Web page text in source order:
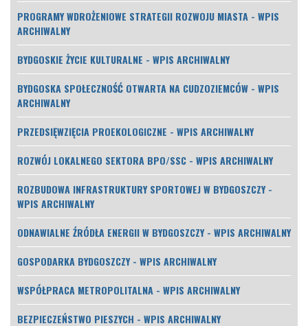
PROGRAMY WDROŻENIOWE STRATEGII ROZWOJU MIASTA - WPIS
ARCHIWALNY
BYDGOSKIE ŻYCIE KULTURALNE - WPIS ARCHIWALNY
BYDGOSKA SPOŁECZNOŚĆ OTWARTA NA CUDZOZIEMCÓW - WPIS
ARCHIWALNY
PRZEDSIĘWZIĘCIA PROEKOLOGICZNE - WPIS ARCHIWALNY
ROZWÓJ LOKALNEGO SEKTORA BPO/SSC - WPIS ARCHIWALNY
ROZBUDOWA INFRASTRUKTURY SPORTOWEJ W BYDGOSZCZY -
WPIS ARCHIWALNY
ODNAWIALNE ŹRÓDŁA ENERGII W BYDGOSZCZY - WPIS ARCHIWALNY
GOSPODARKA BYDGOSZCZY - WPIS ARCHIWALNY
WSPÓŁPRACA METROPOLITALNA - WPIS ARCHIWALNY
BEZPIECZEŃSTWO PIESZYCH - WPIS ARCHIWALNY